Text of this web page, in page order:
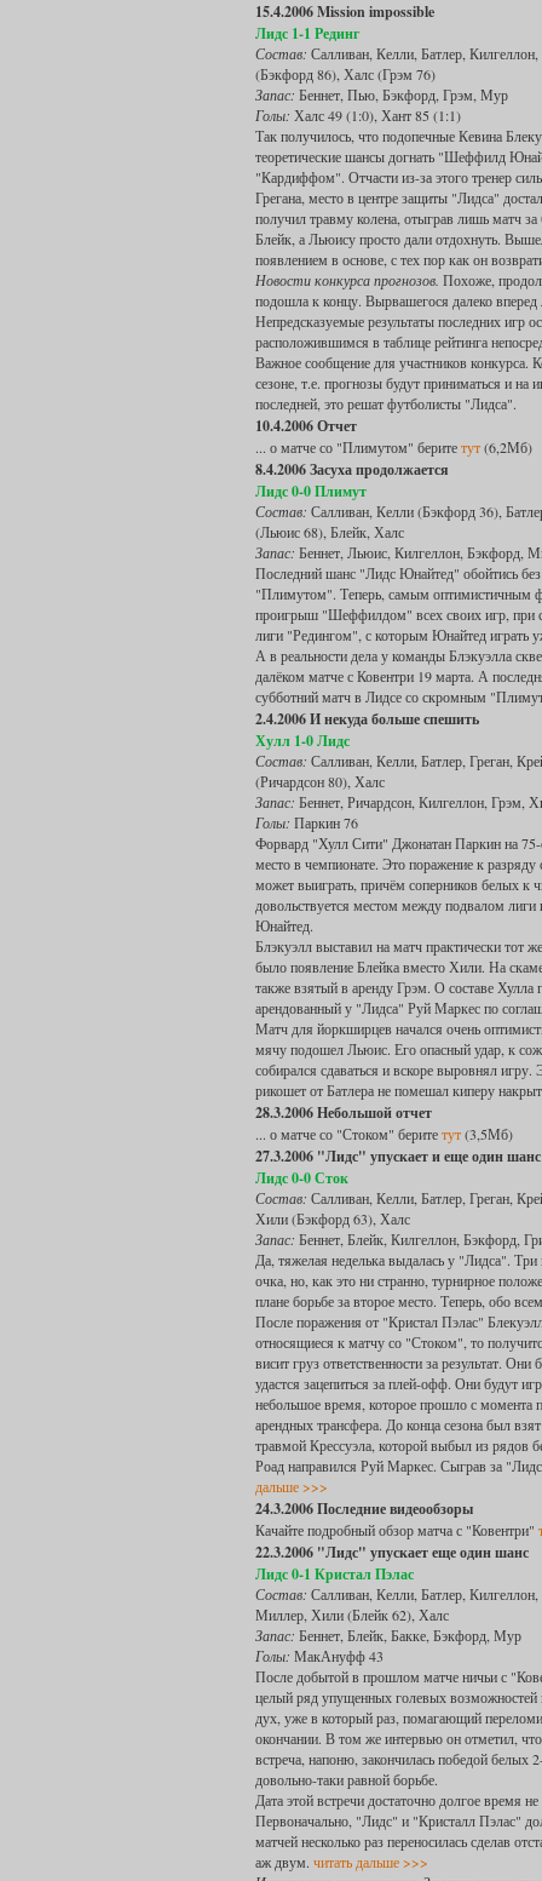
15.4.2006 Mission impossible
Лидс 1-1 Рединг
Состав: Салливан, Келли, Батлер,
(Бэкфорд 86), Халс (Грэм 76)
Запас: Беннет, Пью, Бэкфорд, Грэм, Мур
Голы: Халс 49 (1:0), Хант 85 (1:1)
Так получилось, что подопечные Кевина
теоретические шансы догнать "Шеффилд
"Кардиффом". Отчасти из-за этого тренер
Грегана, место в центре защиты "Лидса"
получил травму колена, отыграв лишь матч
Блейк, а Льюису просто дали отдохнуть.
появлением в основе, с тех пор как он
Новости конкурса прогнозов. Похоже,
подошла к концу. Вырвашегося далеко вперед
Непредсказуемые результаты последних игр
расположившимся в таблице рейтинга
Важное сообщение для участников конкурса.
сезоне, т.е. прогнозы будут приниматься и
последней, это решат футболисты "Лидса".
10.4.2006 Отчет
... о матче со "Плимутом" беритетут(6,2Мб)
8.4.2006 Засуха продолжается
Лидс 0-0 Плимут
Состав: Салливан, Келли (Бэкфорд 36),
(Льюис 68), Блейк, Халс
Запас: Беннет, Льюис, Килгеллон, Бэкфорд,
Последний шанс "Лидс Юнайтед" обойтись
"Плимутом". Теперь, самым оптимистичным
проигрыш "Шеффилдом" всех своих игр, при
лиги "Редингом", с которым Юнайтед играть
А в реальности дела у команды Блэкуэлла
далёком матче с Ковентри 19 марта. А
субботний матч в Лидсе со скромным
2.4.2006 И некуда больше спешить
Хулл 1-0 Лидс
Состав: Салливан, Келли, Батлер, Греган,
(Ричардсон 80), Халс
Запас: Беннет, Ричардсон, Килгеллон, Грэм,
Голы: Паркин 76
Форвард "Хулл Сити" Джонатан Паркин на
место в чемпионате. Это поражение к
может выиграть, причём соперников белых к
довольствуется местом между подвалом лиги
Юнайтед.
Блэкуэлл выставил на матч практически тот
было появление Блейка вместо Хили. На
также взятый в аренду Грэм. О составе Хулла
арендованный у "Лидса" Руй Маркес по
Матч для йоркширцев начался очень
мячу подошел Льюис. Его опасный удар, к
собирался сдаваться и вскоре выровнял
рикошет от Батлера не помешал киперу
28.3.2006 Небольшой отчет
... о матче со "Стоком" беритетут(3,5Мб)
27.3.2006 "Лидс" упускает и еще один шанс
Лидс 0-0 Сток
Состав: Салливан, Келли, Батлер, Греган,
Хили (Бэкфорд 63), Халс
Запас: Беннет, Блейк, Килгеллон, Бэкфорд,
Да, тяжелая неделька выдалась у "Лидса".
очка, но, как это ни странно, турнирное
плане борьбе за второе место. Теперь, обо
После поражения от "Кристал Пэлас"
относящиеся к матчу со "Стоком", то
висит груз ответственности за результат.
удастся зацепиться за плей-офф. Они будут
небольшое время, которое прошло с момента
арендных трансфера. До конца сезона был
травмой Крессуэла, которой выбыл из рядов
Роад направился Руй Маркес. Сыграв за
дальше >>>
24.3.2006 Последние видеообзоры
Качайте подробный обзор матча с "Ковентри"
22.3.2006 "Лидс" упускает еще один шанс
Лидс 0-1 Кристал Пэлас
Состав: Салливан, Келли, Батлер,
Миллер, Хили (Блейк 62), Халс
Запас: Беннет, Блейк, Бакке, Бэкфорд, Мур
Голы: МакАнуфф 43
После добытой в прошлом матче ничьи с
целый ряд упущенных голевых возможностей
дух, уже в который раз, помагающий
окончании. В том же интервью он отметил,
встреча, напоню, закончилась победой белых
довольно-таки равной борьбе.
Дата этой встречи достаточно долгое время
Первоначально, "Лидс" и "Кристалл Пэлас"
матчей несколько раз переносилась сделав
аж двум. читать дальше >>>